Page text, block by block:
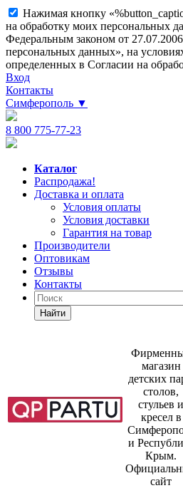
Нажимая кнопку
на обработку моих персональных
Федеральным законом от
персональных данных», на
определенных в Согласии на
Вход
Контакты
Симферополь ▼
8 800 775-77-23
Каталог
Распродажа!
Доставка и оплата
Условия оплаты
Условия доставки
Гарантия на товар
Производители
Оптовикам
Отзывы
Контакты
Найти
магазин
детских
столов,
стульев и
кресел в
и
Крым.
сайт